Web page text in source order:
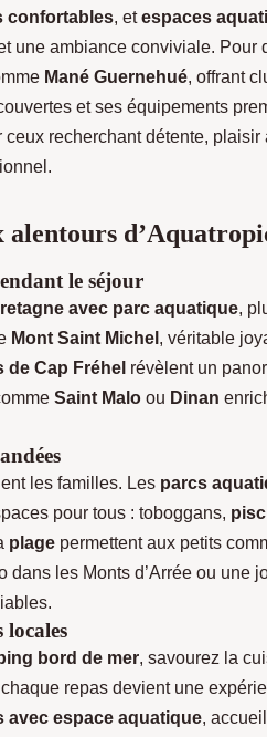
confortables, etespaces
une ambiance conviviale. Pour
Mané Guernehué, offrant
et ses équipements
recherchant détente,
le séjour
avec parc aquatique,
Mont Saint Michel , véritable
de Cap Fréhel révèlent un
Saint Malo ou Dinan
les familles. Les parcs
pour tous : toboggans,
plage permettent aux petits
dans les Monts d’Arrée ou une
locales
bord de mer, savourez la
repas devient une
avec espace aquatique,